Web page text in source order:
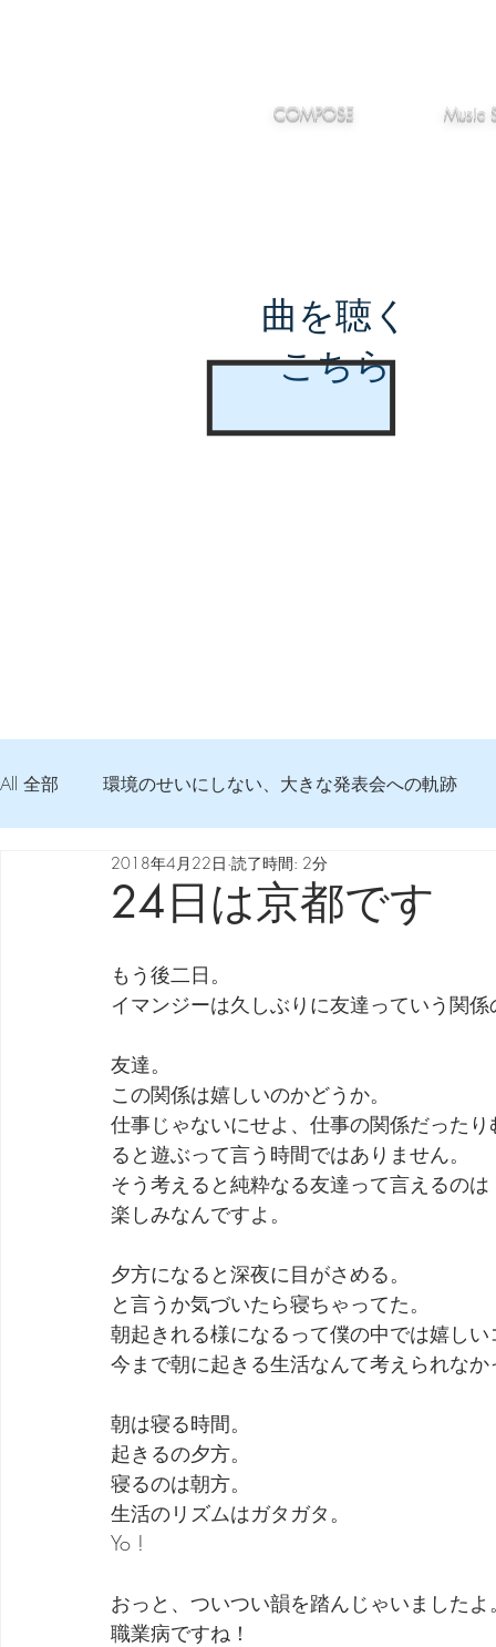
COMPOSE Music
曲を聴く
こちら
All 全部 環境のせいにしない、大きな発表会への軌跡
弦交換の記録 DTM 始める 知っておきたいコト
Imanjy Studio 使われているモノ
劇団 Avan 劇伴が出来るまでを追ったドキュメンタリー
24日は京都です
2018年4月22日 読了時間: 2分
もう後二日。
イマンジーは久しぶりに友達っていう関
友達。
この関係は嬉しいのかどうか。
仕事じゃないにせよ、仕事の関係だった
ると遊ぶって言う時間ではありません。
そう考えると純粋なる友達って言えるの
楽しみなんですよ。
夕方になると深夜に目がさめる。
と言うか気づいたら寝ちゃってた。
朝起きれる様になるって僕の中では嬉し
今まで朝に起きる生活なんて考えられな
朝は寝る時間。
起きるの夕方。
寝るのは朝方。
生活のリズムはガタガタ。
Yo !
おっと、ついつい韻を踏んじゃいましたよ
職業病ですね！